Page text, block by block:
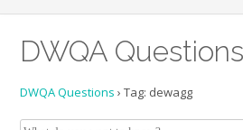
DWQA Questions
DWQA Questions › Tag: dewagg